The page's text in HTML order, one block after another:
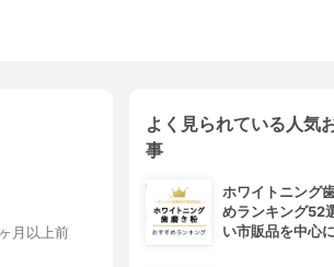
月以上前
よく見られている人気
事
ホワイトニング
めランキング52
い市販品を中心